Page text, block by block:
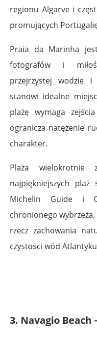
regionu Algarve i
promujących
Praia da Marinha
fotografów i
przejrzystej wodzie
stanowi idealne
plażę wymaga
ogranicza natężenie
charakter.
Plaża wielokrotnie
najpiękniejszych
Michelin Guide i
chronionego wybrzeża,
rzecz zachowania
czystości wód
3. Navagio Beach